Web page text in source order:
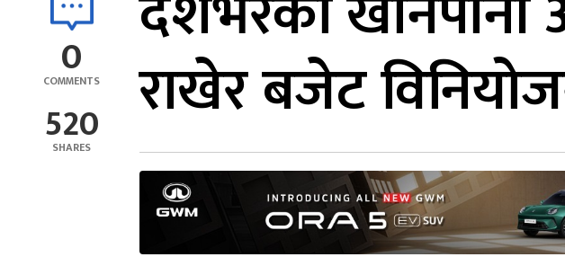
0
COMMENTS
520
SHARES
राखेर बजेट